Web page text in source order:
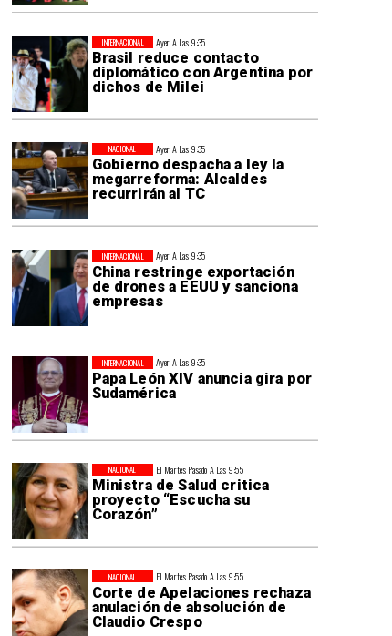
Ayer A Las 9:35
Brasil reduce contacto
diplomático con Argentina por
dichos de Milei
INTERNACIONAL
Ayer A Las 9:35
Gobierno despacha a ley la
megarreforma: Alcaldes
recurrirán al TC
NACIONAL
Ayer A Las 9:35
China restringe exportación
de drones a EEUU y sanciona
empresas
INTERNACIONAL
Ayer A Las 9:35
Papa León XIV anuncia gira por
Sudamérica
INTERNACIONAL
El Martes Pasado A Las 9:55
Ministra de Salud critica
proyecto “Escucha su
Corazón”
NACIONAL
El Martes Pasado A Las 9:55
Corte de Apelaciones rechaza
anulación de absolución de
Claudio Crespo
NACIONAL